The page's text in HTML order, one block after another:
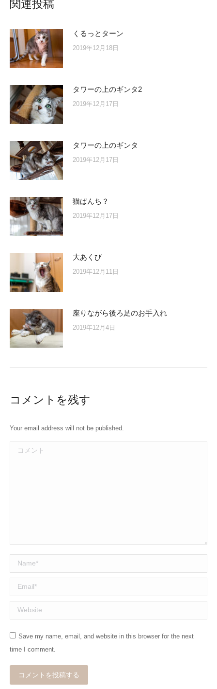
関連投稿
くるっとターン
2019年12月18日
タワーの上のギンタ2
2019年12月17日
タワーの上のギンタ
2019年12月17日
猫ぱんち？
2019年12月17日
大あくび
2019年12月11日
座りながら後ろ足のお手入れ
2019年12月4日
コメントを残す
Your email address will not be published.
コメント
Name *
Email *
Website
Save my name, email, and website in this browser for the next
time I comment.
コメントを投稿する